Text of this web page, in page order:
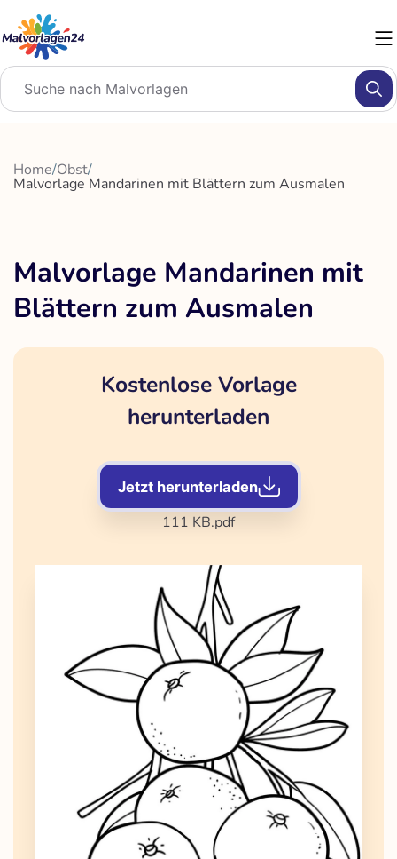
Inhalt
springen
Home/Obst/
Malvorlage Mandarinen mit Blättern zum Ausmalen
Malvorlage Mandarinen mit
Blättern zum Ausmalen
Kostenlose Vorlage
herunterladen
Jetzt herunterladen
111 KB.pdf